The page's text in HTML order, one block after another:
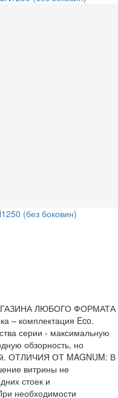
(без боковин)
ЛЮБОГО ФОРМАТА
– комплектация Eco.
серии - максимальную
обзорность, но
ОТЛИЧИЯ ОТ MAGNUM: В
витрины не
стоек и
необходимости